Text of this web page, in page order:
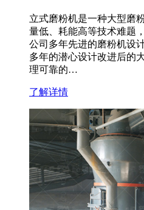
立式磨粉机是一种大型磨
量低、耗能高等技术难题
公司多年先进的磨粉机设
多年的潜心设计改进后的
理可靠的…
了解详情